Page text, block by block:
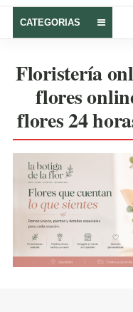
flores
online
La
botiga
de
flores
online
Castellón
CATEGORIAS
Floristería
flores
flores 24